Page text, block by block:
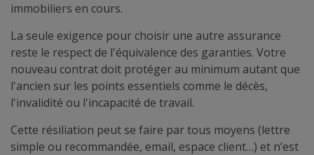
immobiliers en cours.
La seule exigence pour choisir une autre assurance
reste le respect de l'équivalence des garanties. Votre
nouveau contrat doit protéger au minimum autant que
l'ancien sur les points essentiels comme le décès,
l'invalidité ou l'incapacité de travail.
Cette résiliation peut se faire par tous moyens (lettre
simple ou recommandée, email, espace client…) et n’est